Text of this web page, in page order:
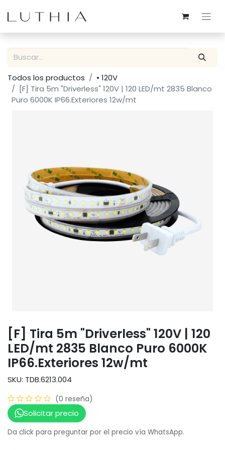
Todos los productos
• 120V
[F] Tira 5m "Driverless" 120V | 120 LED/mt 2835 Blanco
Puro 6000K IP66.Exteriores 12w/mt
[F] Tira 5m "Driverless" 120V | 120
LED/mt 2835 Blanco Puro 6000K
IP66.Exteriores 12w/mt
SKU: TDB.6213.004
(0 reseña)
Solicitar precio
Da click para preguntar por el precio vía WhatsApp.